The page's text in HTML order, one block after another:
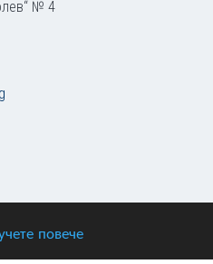
повече
№ 4